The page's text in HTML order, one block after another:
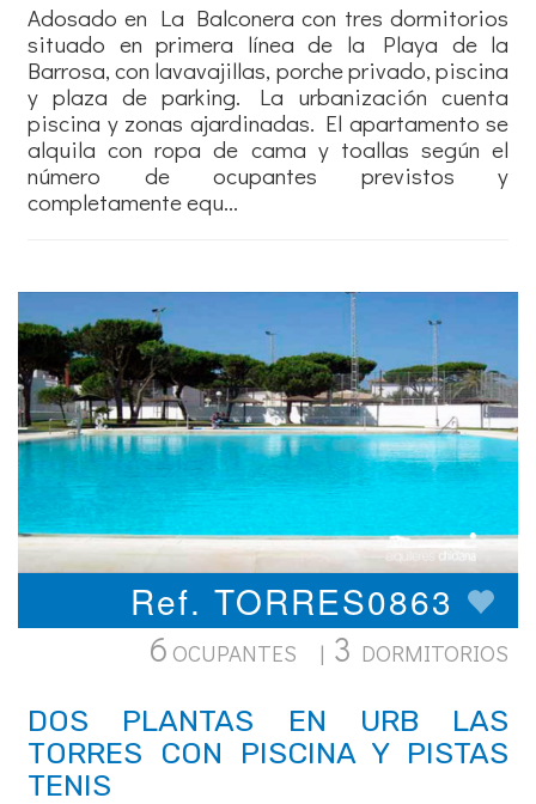
Adosado en La Balconera con tres dormitorios
situado en primera línea de la Playa de la
Barrosa, con lavavajillas, porche privado, piscina
y plaza de parking. La urbanización cuenta
piscina y zonas ajardinadas. El apartamento se
alquila con ropa de cama y toallas según el
número de ocupantes previstos y
completamente equ...
Ref. TORRES0863
6 OCUPANTES | 3 DORMITORIOS
DOS PLANTAS EN URB LAS
TORRES CON PISCINA Y PISTAS
TENIS